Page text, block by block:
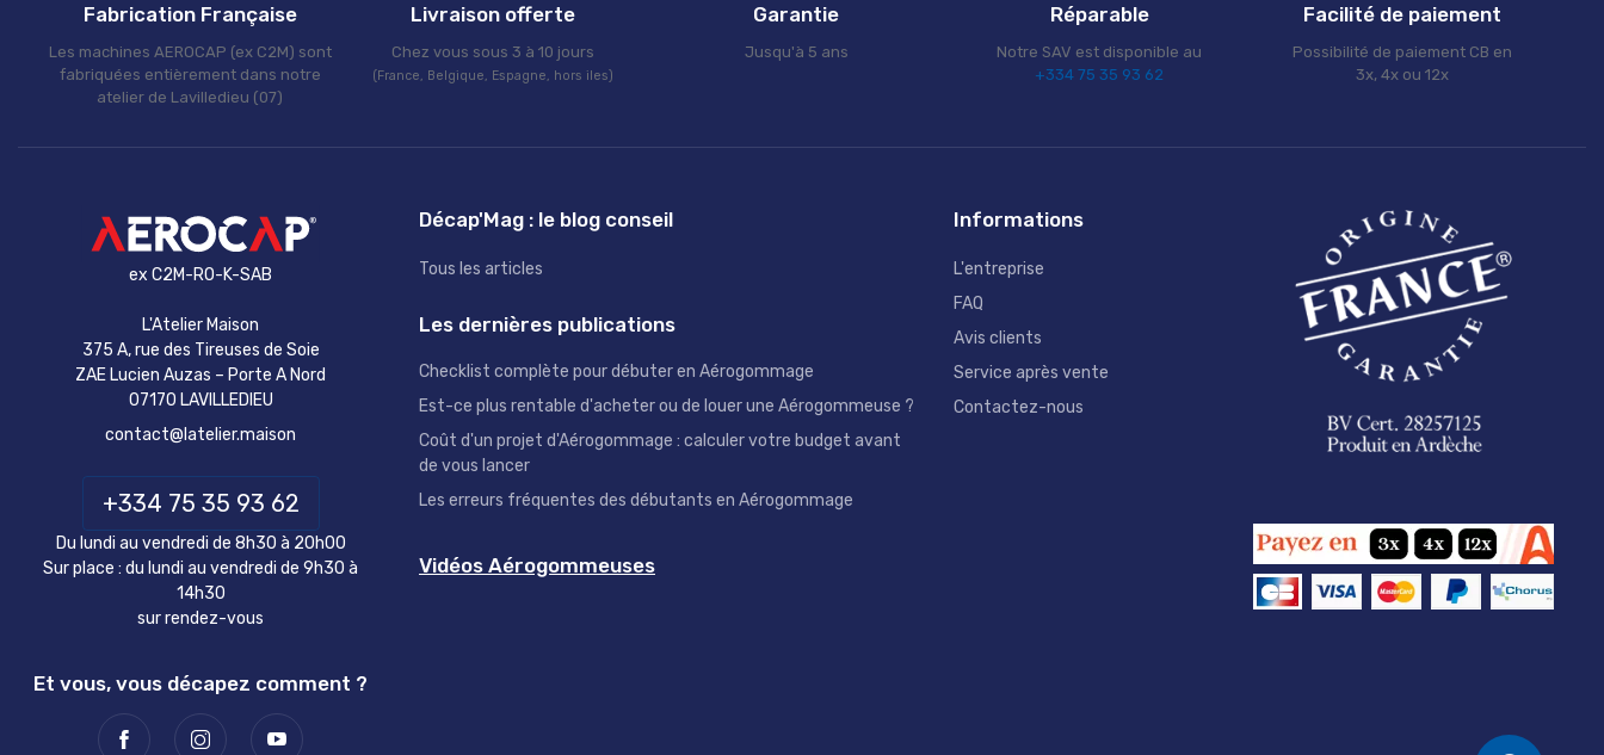
Fabrication Française
Les machines AEROCAP (ex C2M) sont
fabriquées entièrement dans notre
atelier de Lavilledieu (07)
Livraison offerte
Chez vous sous 3 à 10 jours
(France, Belgique, Espagne, hors iles)
Garantie
Jusqu'à 5 ans
Réparable
Notre SAV est disponible au
+334 75 35 93 62
Facilité de paiement
Possibilité de paiement CB en
3x, 4x ou 12x
ex C2M-RO-K-SAB
L'Atelier Maison
375 A, rue des Tireuses de Soie
ZAE Lucien Auzas – Porte A Nord
07170 LAVILLEDIEU
contact@latelier.maison
+334 75 35 93 62
Du lundi au vendredi de 8h30 à 20h00
Sur place : du lundi au vendredi de 9h30 à
14h30
sur rendez-vous
Et vous, vous décapez comment ?
Décap'Mag : le blog conseil
Tous les articles
Les dernières publications
Checklist complète pour débuter en Aérogommage
Est-ce plus rentable d'acheter ou de louer une Aérogommeuse ?
Coût d'un projet d'Aérogommage : calculer votre budget avant
de vous lancer
Les erreurs fréquentes des débutants en Aérogommage
Vidéos Aérogommeuses
Informations
L'entreprise
FAQ
Avis clients
Service après vente
Contactez-nous